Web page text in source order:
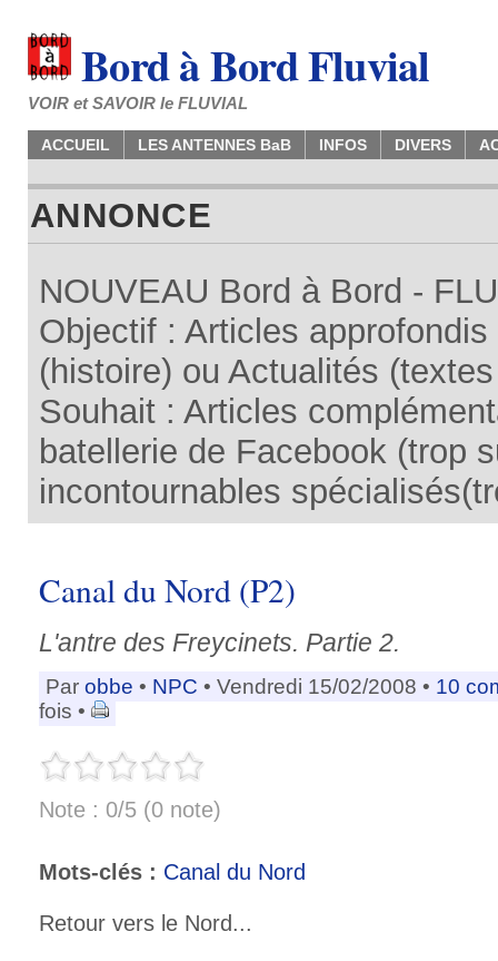
Bord à Bord Fluvial
VOIR et SAVOIR le FLUVIAL
ACCUEIL LES ANTENNES BaB INFOS DIVERS
ANNONCE
NOUVEAU Bord à Bord -
Objectif : Articles
(histoire) ou Actualités
Souhait : Articles
batellerie de Facebook (trop
incontournables
Canal du Nord (P2)
L'antre des Freycinets. Partie 2.
Par obbe • NPC • Vendredi 15/02/2008 • 10
fois •
Note : 0/5 (0 note)
Mots-clés : Canal du Nord
Retour vers le Nord...